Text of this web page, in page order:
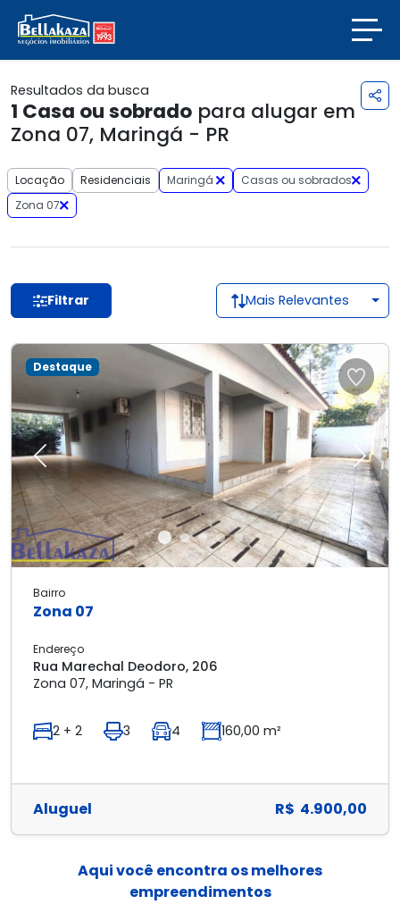
Resultados da busca
1 Casa ou sobrado para alugar em
Zona 07, Maringá - PR
Locação Residenciais Maringá
Casas ou sobrados
Zona 07
Filtrar Mais Relevantes
Previous Next
Destaque
Bairro
Zona 07
Endereço
Rua Marechal Deodoro, 206
Zona 07, Maringá - PR
2 + 2 3 4 160,00 m²
Aluguel R$ 4.900,00
Aqui você encontra os melhores
empreendimentos